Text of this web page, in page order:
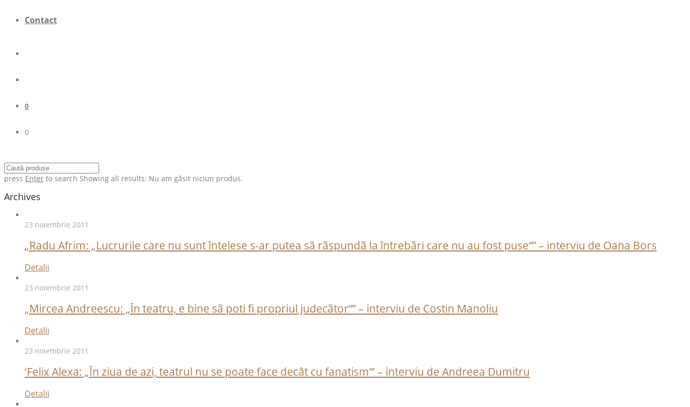
Contact
0
0
press Enter to search Showing all results: Nu am găsit niciun produs.
Archives
23 noiembrie 2011
„Radu Afrim: „Lucrurile care nu sunt întelese s-ar putea sã rãspundã la întrebãri care nu au fost puse“” – interviu de Oana Bors
Detalii
23 noiembrie 2011
„Mircea Andreescu: „În teatru, e bine sã poti fi propriul judecãtor“” – interviu de Costin Manoliu
Detalii
23 noiembrie 2011
‘Felix Alexa: „În ziua de azi, teatrul nu se poate face decât cu fanatism“’ – interviu de Andreea Dumitru
Detalii